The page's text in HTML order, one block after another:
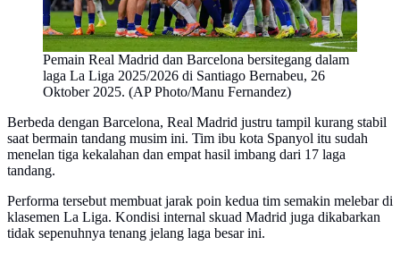
Pemain Real Madrid dan Barcelona bersitegang dalam
laga La Liga 2025/2026 di Santiago Bernabeu, 26
Oktober 2025. (AP Photo/Manu Fernandez)
Berbeda dengan Barcelona, Real Madrid justru tampil kurang stabil
saat bermain tandang musim ini. Tim ibu kota Spanyol itu sudah
menelan tiga kekalahan dan empat hasil imbang dari 17 laga
tandang.
Performa tersebut membuat jarak poin kedua tim semakin melebar di
klasemen La Liga. Kondisi internal skuad Madrid juga dikabarkan
tidak sepenuhnya tenang jelang laga besar ini.